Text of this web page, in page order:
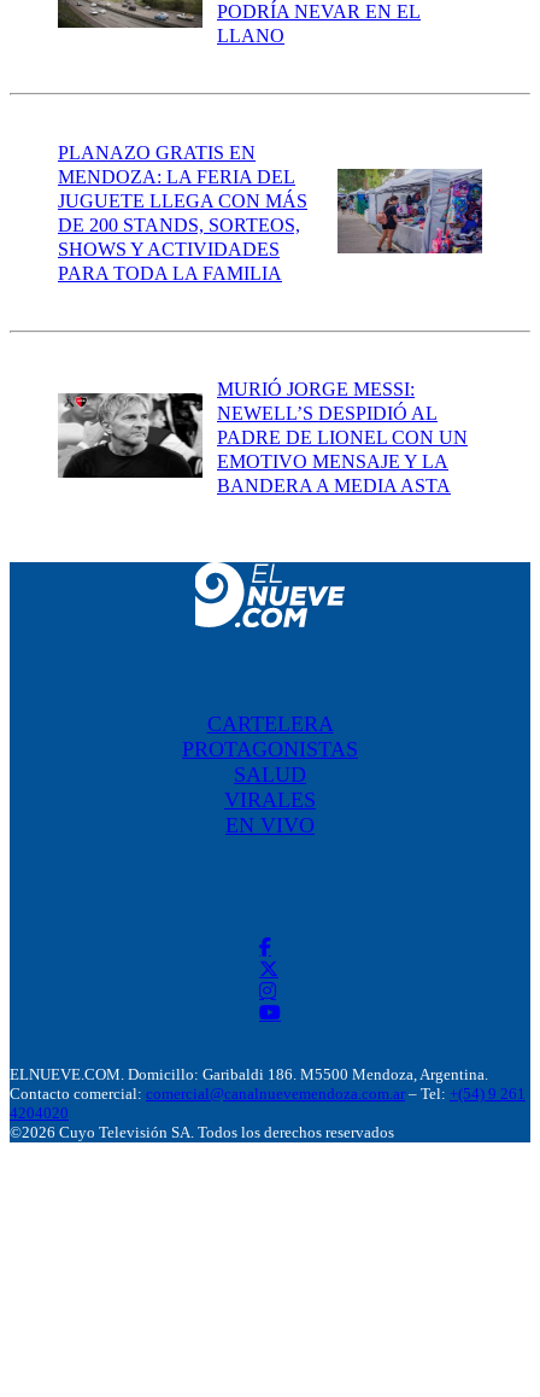
PODRÍA NEVAR EN EL
LLANO
PLANAZO GRATIS EN
MENDOZA: LA FERIA DEL
JUGUETE LLEGA CON MÁS
DE 200 STANDS, SORTEOS,
SHOWS Y ACTIVIDADES
PARA TODA LA FAMILIA
MURIÓ JORGE MESSI:
NEWELL’S DESPIDIÓ AL
PADRE DE LIONEL CON UN
EMOTIVO MENSAJE Y LA
BANDERA A MEDIA ASTA
CARTELERA
PROTAGONISTAS
SALUD
VIRALES
EN VIVO
ELNUEVE.COM. Domicillo: Garibaldi 186. M5500 Mendoza, Argentina.
Contacto comercial: comercial@canalnuevemendoza.com.ar – Tel: +(54) 9 261
4204020
©2026 Cuyo Televisión SA. Todos los derechos reservados